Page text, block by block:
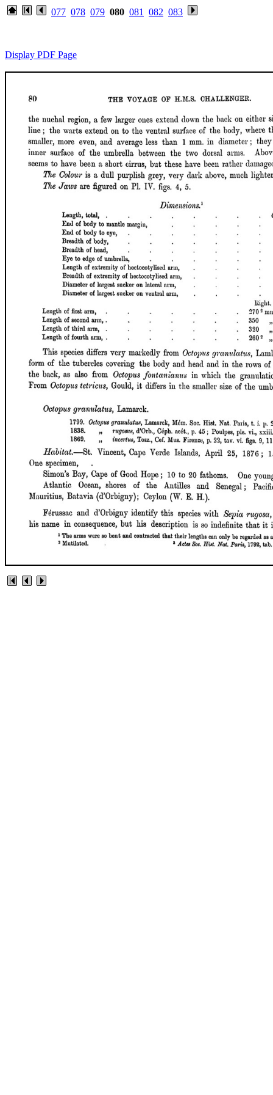
077 078 079 080 081 082 083
Display PDF Page